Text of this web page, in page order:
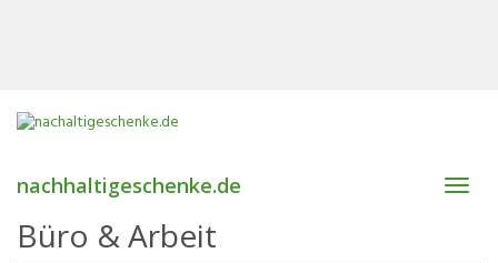
nachhaltigeschenke.de
Büro & Arbeit